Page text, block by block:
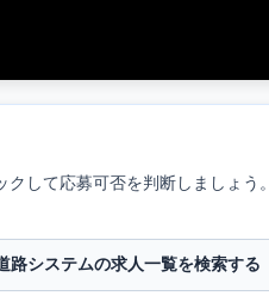
して応募可否を判断しましょう。
路システムの求人一覧を検索する